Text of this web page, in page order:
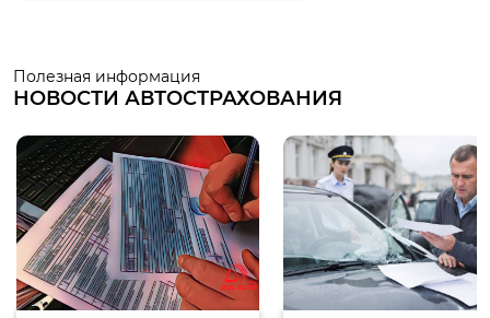
Полезная информация
НОВОСТИ АВТОСТРАХОВАНИЯ